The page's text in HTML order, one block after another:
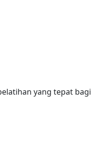
yang tepat bagi